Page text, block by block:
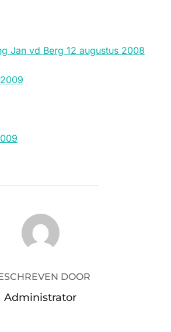
Jan vd Berg 12 augustus 2008
BERICHTAUTEUR
DOOR
Administrator